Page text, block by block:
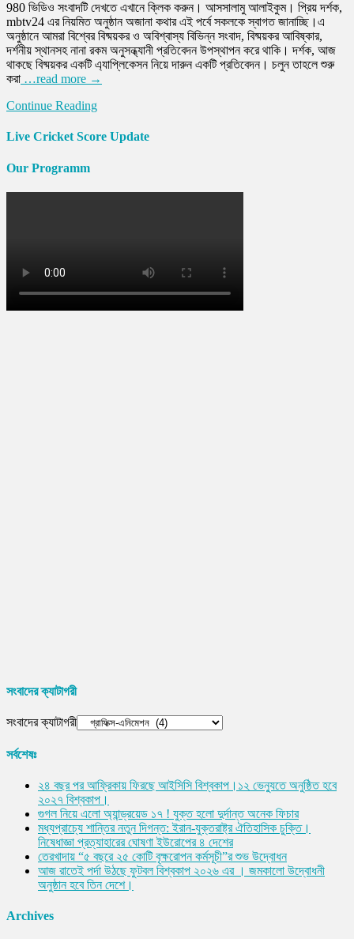
980 ভিডিও সংবাদটি দেখতে এখানে ক্লিক করুন। আসসালামু আলাইকুম। প্রিয় দর্শক,
mbtv24 এর নিয়মিত অনুষ্ঠান অজানা কথার এই পর্বে সকলকে স্বাগত জানাচ্ছি।এ
অনুষ্ঠানে আমরা বিশ্বের বিষ্ময়কর ও অবিশ্বাস্য বিভিন্ন সংবাদ, বিষ্ময়কর আবিষ্কার,
দর্শনীয় স্থানসহ নানা রকম অনুসন্ধ্যানী প্রতিবেদন উপস্থাপন করে থাকি। দর্শক, আজ
থাকছে বিষ্ময়কর একটি এ্যাপ্লিকেসন নিয়ে দারুন একটি প্রতিবেদন। চলুন তাহলে শুরু
করা …read more →
Continue Reading
Live Cricket Score Update
Our Programm
সংবাদের ক্যাটাগরী
সংবাদের ক্যাটাগরী
সর্বশেষঃ
২৪ বছর পর আফ্রিকায় ফিরছে আইসিসি বিশ্বকাপ।১২ ভেন্যুতে অনুষ্ঠিত হবে
২০২৭ বিশ্বকাপ।
গুগল নিয়ে এলো অ্যান্ড্রয়েড ১৭ ! যুক্ত হলো দুর্দান্ত অনেক ফিচার
মধ্যপ্রাচ্যে শান্তির নতুন দিগন্ত: ইরান-যুক্তরাষ্ট্র ঐতিহাসিক চুক্তি।
নিষেধাজ্ঞা প্রত্যাহারের ঘোষণা ইউরোপের ৪ দেশের
তেরখাদায় “৫ বছরে ২৫ কোটি বৃক্ষরোপন কর্মসূচী”র শুভ উদ্বোধন
আজ রাতেই পর্দা উঠছে ফুটবল বিশ্বকাপ ২০২৬ এর । জমকালো উদ্বোধনী
অনুষ্ঠান হবে তিন দেশে।
Archives